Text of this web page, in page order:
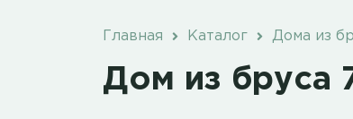
Главная Каталог Дома из
Дом из бруса